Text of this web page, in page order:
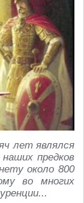
лет являлся
предков
около 800
во многих